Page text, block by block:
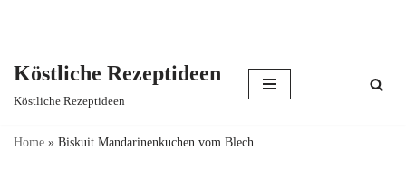
content
Köstliche Rezeptideen
Köstliche Rezeptideen
Home » Biskuit Mandarinenkuchen vom Blech